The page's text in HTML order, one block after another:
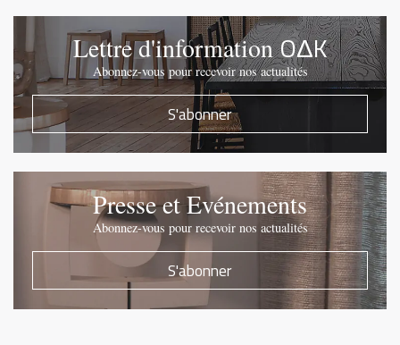
Lettre d'informationOΔK
Abonnez-vous pour recevoir nos actualités
S'abonner
Presse et Evénements
Abonnez-vous pour recevoir nos actualités
S'abonner